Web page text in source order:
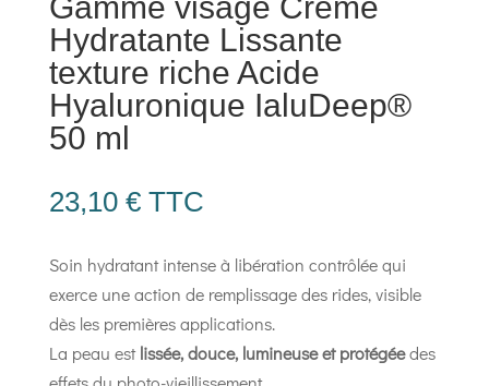
Hydratante Lissante
texture riche Acide
Hyaluronique IaluDeep®
50 ml
23,10 € TTC
Soin hydratant intense à libération contrôlée qui
exerce une action de remplissage des rides, visible
dès les premières applications.
La peau estlissée, douce, lumineuse et protégéedes